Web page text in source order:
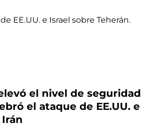
el nivel de seguridad
el ataque de EE.UU. e